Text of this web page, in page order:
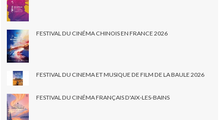
FESTIVAL DU CINÉMA CHINOIS EN FRANCE 2026
FESTIVAL DU CINEMA ET MUSIQUE DE FILM DE LA BAULE 2026
FESTIVAL DU CINÉMA FRANÇAIS D'AIX-LES-BAINS